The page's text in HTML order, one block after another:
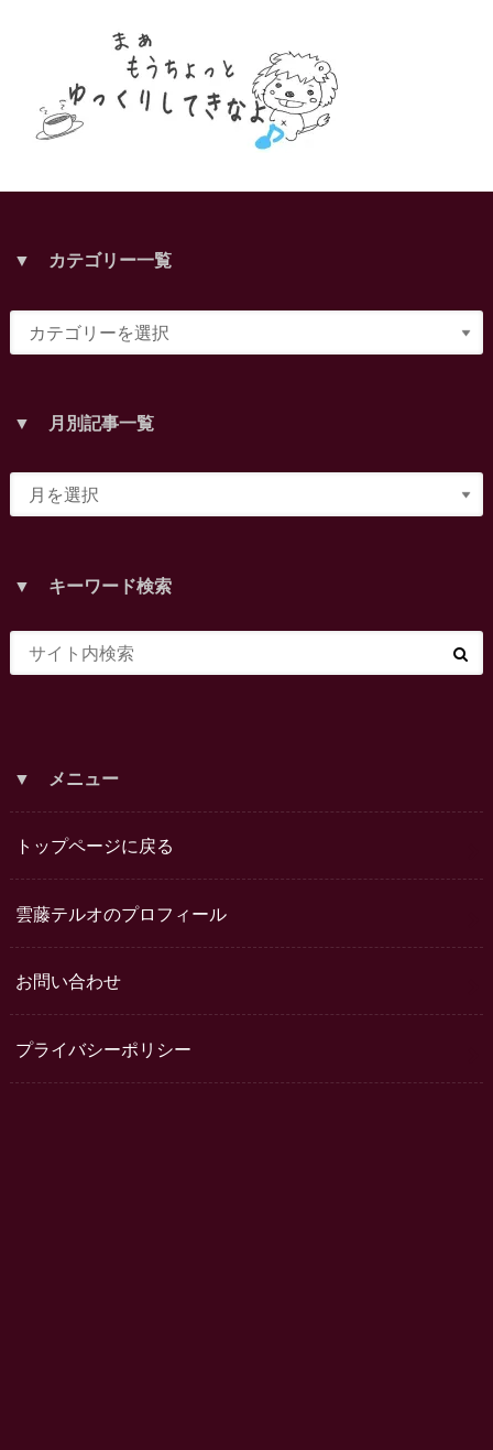
▼ カテゴリー一覧
▼ 月別記事一覧
▼ キーワード検索
▼ メニュー
トップページに戻る
雲藤テルオのプロフィール
お問い合わせ
プライバシーポリシー